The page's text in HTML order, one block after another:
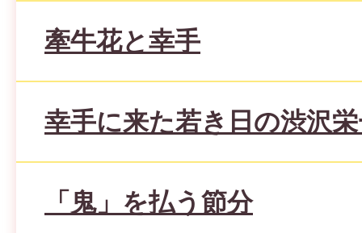
牽牛花と幸手
幸手に来た若き日の渋沢
「鬼」を払う節分